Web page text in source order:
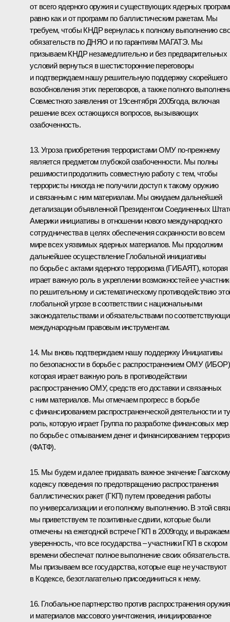
от всего ядерного оружия и существующих ядерных
равно как и от программ по баллистическим ракетам. Мы
требуем, чтобы КНДР вернулась к полному выполнению
обязательств по ДНЯО и по гарантиям МАГАТЭ. Мы
призываем КНДР незамедлительно и без предварительных
условий вернуться в шестисторонние переговоры
и подтверждаем нашу решительную поддержку скорейшего
возобновления этих переговоров, а также полного
Совместного заявления от 19сентября 2005года, включая
решение всех остающихся вопросов, вызывающих
озабоченность.
13. Угроза приобретения террористами ОМУ по‑прежнему
является предметом глубокой озабоченности. Мы полны
решимости продолжить совместную работу с тем, чтобы
террористы никогда не получили доступ к такому оружию
и связанным с ним материалам. Мы ожидаем дальнейшей
детализации объявленной Президентом Соединенных
Америки инициативы в отношении нового международного
сотрудничества в целях обеспечения сохранности во всем
мире всех уязвимых ядерных материалов. Мы продолжим
дальнейшее осуществление Глобальной инициативы
по борьбе с актами ядерного терроризма (ГИБАЯТ), которая
играет важную роль в укреплении возможностей ее
по решительному и систематическому противодействию
глобальной угрозе в соответствии с национальными
законодательствами и обязательствами по
международным правовым инструментам.
14. Мы вновь подтверждаем нашу поддержку Инициативы
по безопасности в борьбе с распространением ОМУ
которая играет важную роль в противодействии
распространению ОМУ, средств его доставки и связанных
с ним материалов. Мы отмечаем прогресс в борьбе
с финансированием распространенческой деятельности и ту
роль, которую играет Группа по разработке финансовых мер
по борьбе с отмыванием денег и финансированием
(ФАТФ).
15. Мы будем и далее придавать важное значение Гаагскому
кодексу поведения по предотвращению распространения
баллистических ракет (ГКП) путем проведения работы
по универсализации и его полному выполнению. В этой
мы приветствуем те позитивные сдвиги, которые были
отмечены на ежегодной встрече ГКП в 2009году, и выражаем
уверенность, что все государства – участники ГКП в скором
времени обеспечат полное выполнение своих обязательств.
Мы призываем все государства, которые еще не участвуют
в Кодексе, безотлагательно присоединиться к нему.
16. Глобальное партнерство против распространения оружия
и материалов массового уничтожения, инициированное